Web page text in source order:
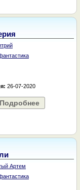
26-07-2020
Подробнее
Артем